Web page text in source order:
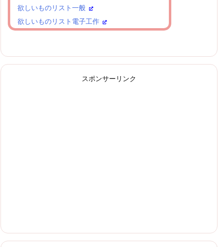
欲しいものリスト一般
欲しいものリスト電子工作
スポンサーリンク